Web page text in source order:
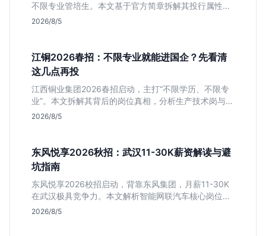
不限专业管培生。本文基于官方简章拆解其投行属性、
岗位成色及隐性门槛，帮你判断是否值得投递。
2026/8/5
江铜2026春招：不限专业就能进国企？先看清
这几点再投
江西铜业集团2026春招启动，主打“不限学历、不限专
业”。本文拆解其背后的岗位真相，分析生产技术岗与职
能岗的区别，帮助应届生判断是否值得作为国企兜底选
2026/8/5
东风悦享2026秋招：武汉11-30K薪资解读与避
坑指南
东风悦享2026校招启动，背靠东风集团，月薪11-30K
在武汉极具竞争力。本文解析智能网联汽车核心岗位，
提醒注意JD中混入的跨境电商岗，助应届生精准投递研
2026/8/5